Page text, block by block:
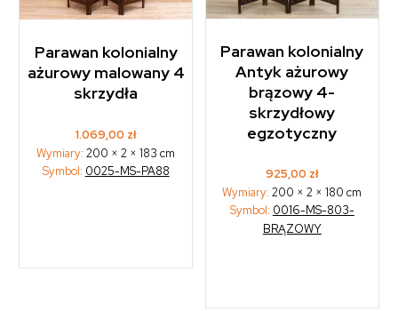
Parawan kolonialny
ażurowy malowany 4
skrzydła
1.069,00 zł
Wymiary:200 × 2 × 183 cm
Symbol: 0025-MS-PA88
Parawan kolonialny
Antyk ażurowy
brązowy 4-
skrzydłowy
egzotyczny
925,00 zł
Wymiary:200 × 2 × 180 cm
Symbol: 0016-MS-803-
BRĄZOWY